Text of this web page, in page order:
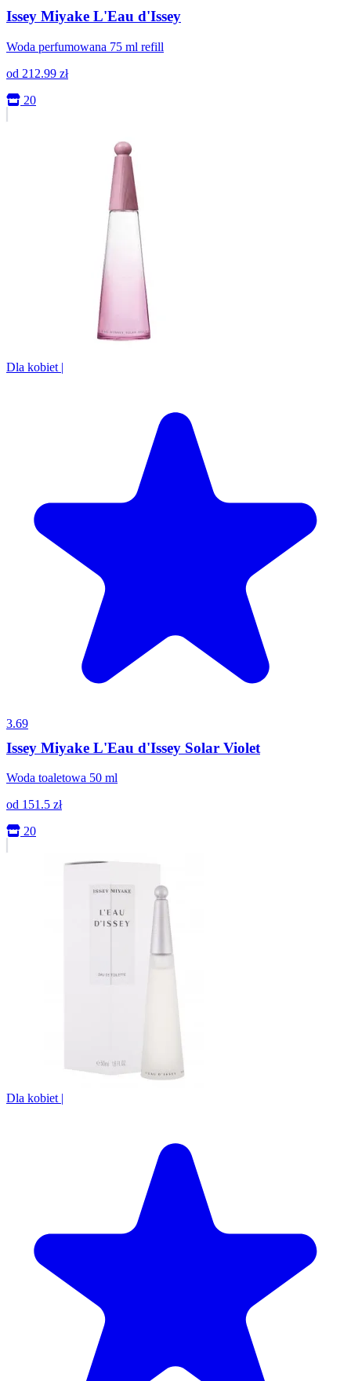
Issey Miyake L'Eau d'Issey
Woda perfumowana 75 ml refill
od 212.99 zł
20
Dla kobiet |
3.69
Issey Miyake L'Eau d'Issey Solar Violet
Woda toaletowa 50 ml
od 151.5 zł
20
Dla kobiet